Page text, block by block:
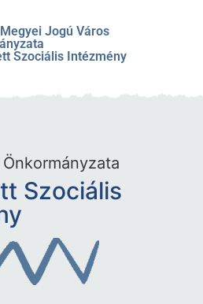
Jogú Város
Szociális Intézmény
Szociális